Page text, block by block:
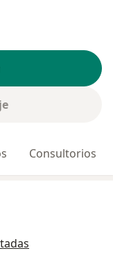
Consultorios